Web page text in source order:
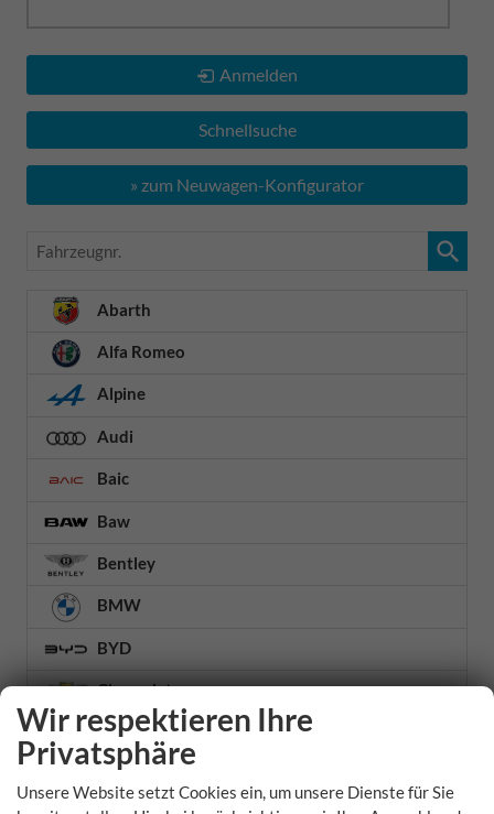
Anmelden
Schnellsuche
» zum Neuwagen-Konfigurator
Fahrzeugnr.
Abarth
Alfa Romeo
Alpine
Audi
Baic
Baw
Bentley
BMW
BYD
Chevrolet
Citroën
Cupra
Wir respektieren Ihre
Privatsphäre
Unsere Website setzt Cookies ein, um unsere Dienste für Sie